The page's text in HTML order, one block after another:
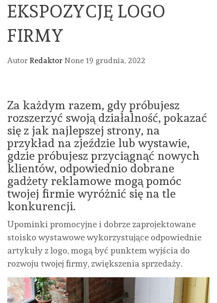
EKSPOZYCJĘ LOGO
FIRMY
Autor Redaktor None 19 grudnia, 2022
Za każdym razem, gdy próbujesz
rozszerzyć swoją działalność, pokazać
się z jak najlepszej strony, na
przykład na zjeździe lub wystawie,
gdzie próbujesz przyciągnąć nowych
klientów, odpowiednio dobrane
gadżety reklamowe mogą pomóc
twojej firmie wyróżnić się na tle
konkurencji.
Upominki promocyjne i dobrze zaprojektowane
stoisko wystawowe wykorzystujące odpowiednie
artykuły z logo, mogą być punktem wyjścia do
rozwoju twojej firmy, zwiększenia sprzedaży.